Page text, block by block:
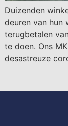
Duizenden
deuren van hun
terugbetalen
te doen. Ons
desastreuze